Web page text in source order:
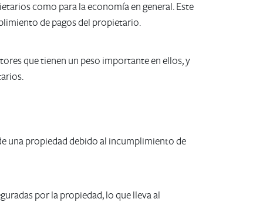
como para la economía en general. Este
de pagos del propietario.
que tienen un peso importante en ellos, y
una propiedad debido al incumplimiento de
por la propiedad, lo que lleva al